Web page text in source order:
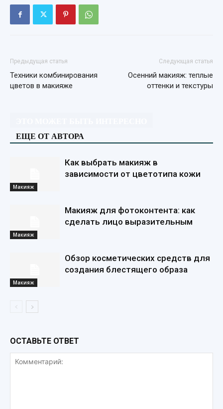
Предыдущая статья
Техники комбинирования
цветов в макияже
Следующая статья
Осенний макияж: теплые
оттенки и текстуры
ЕЩЕ ОТ АВТОРА
Макияж
Как выбрать макияж в
зависимости от цветотипа кожи
Макияж
Макияж для фотоконтента: как
сделать лицо выразительным
Макияж
Обзор косметических средств для
создания блестящего образа
ОСТАВЬТЕ ОТВЕТ